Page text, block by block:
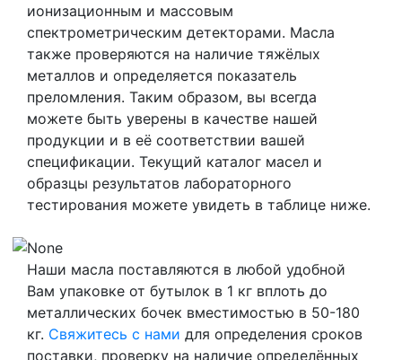
ионизационным и массовым
спектрометрическим детекторами. Масла
также проверяются на наличие тяжёлых
металлов и определяется показатель
преломления. Таким образом, вы всегда
можете быть уверены в качестве нашей
продукции и в её соответствии вашей
спецификации. Текущий каталог масел и
образцы результатов лабораторного
тестирования можете увидеть в таблице ниже.
Наши масла поставляются в любой удобной
Вам упаковке от бутылок в 1 кг вплоть до
металлических бочек вместимостью в 50-180
кг. Свяжитесь с нами для определения сроков
поставки, проверку на наличие определённых